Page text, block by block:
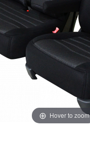
Hover to zoom